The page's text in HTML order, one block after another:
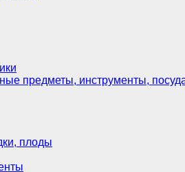
предметы, инструменты,
плоды